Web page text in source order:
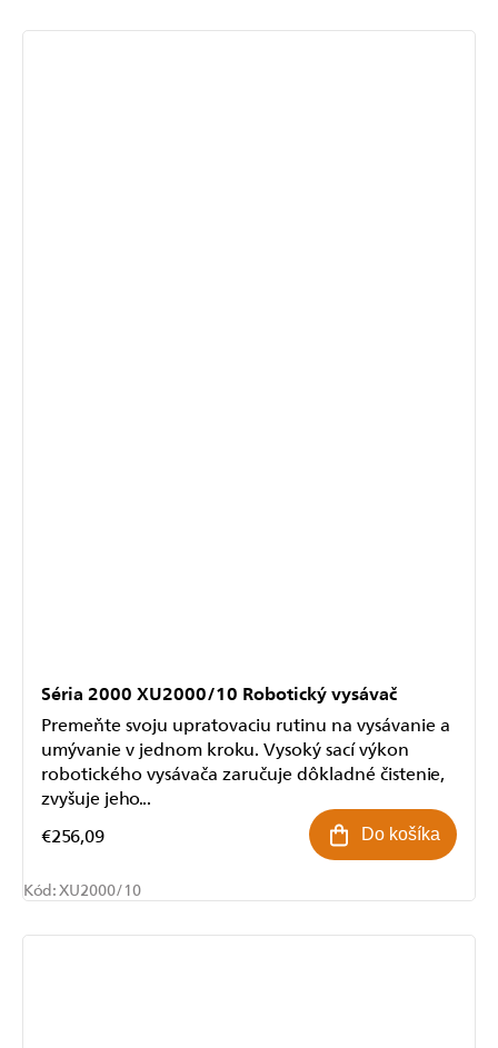
Séria 2000 XU2000/10 Robotický vysávač
€256,09 Do košíka
Premeňte svoju upratovaciu rutinu na vysávanie a
umývanie v jednom kroku. Vysoký sací výkon
robotického vysávača zaručuje dôkladné čistenie,
zvyšuje jeho...
Kód:XU2000/10